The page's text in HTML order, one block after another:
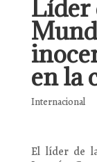
Líder
en la
Internacional
El líder de